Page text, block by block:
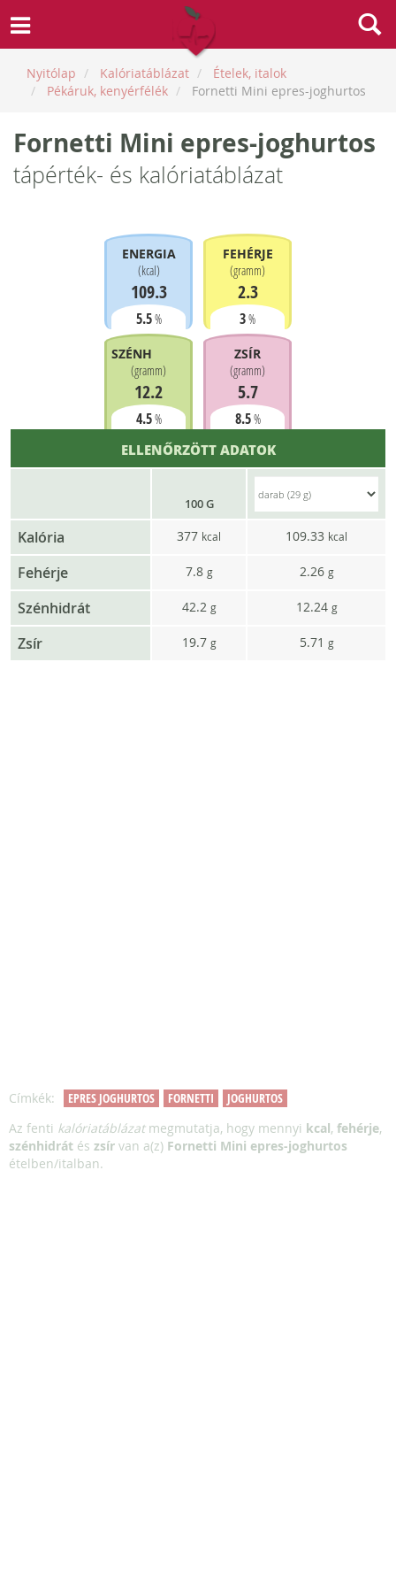
Nyitólap Kalóriatáblázat
Ételek, italok
Pékáruk, kenyérfélék
Fornetti Mini epres-joghurtos
Fornetti Mini epres-joghurtos
tápérték- és kalóriatáblázat
ENERGIA
(kcal)
109.3
5.5%
FEHÉRJE
(gramm)
2.3
3%
SZÉNHIDRÁT
(gramm)
12.2
4.5%
ZSÍR
(gramm)
5.7
8.5%
ELLENŐRZÖTT ADATOK
100 G
Kalória 377 kcal 109.33 kcal
Fehérje 7.8 g 2.26 g
Szénhidrát 42.2 g 12.24 g
Zsír 19.7 g 5.71 g
Címkék: EPRES JOGHURTOS FORNETTI
JOGHURTOS
Az fenti kalóriatáblázatmegmutatja, hogy mennyi kcal, fehérje,
szénhidrát és zsír van a(z) Fornetti Mini epres-joghurtos
ételben/italban.